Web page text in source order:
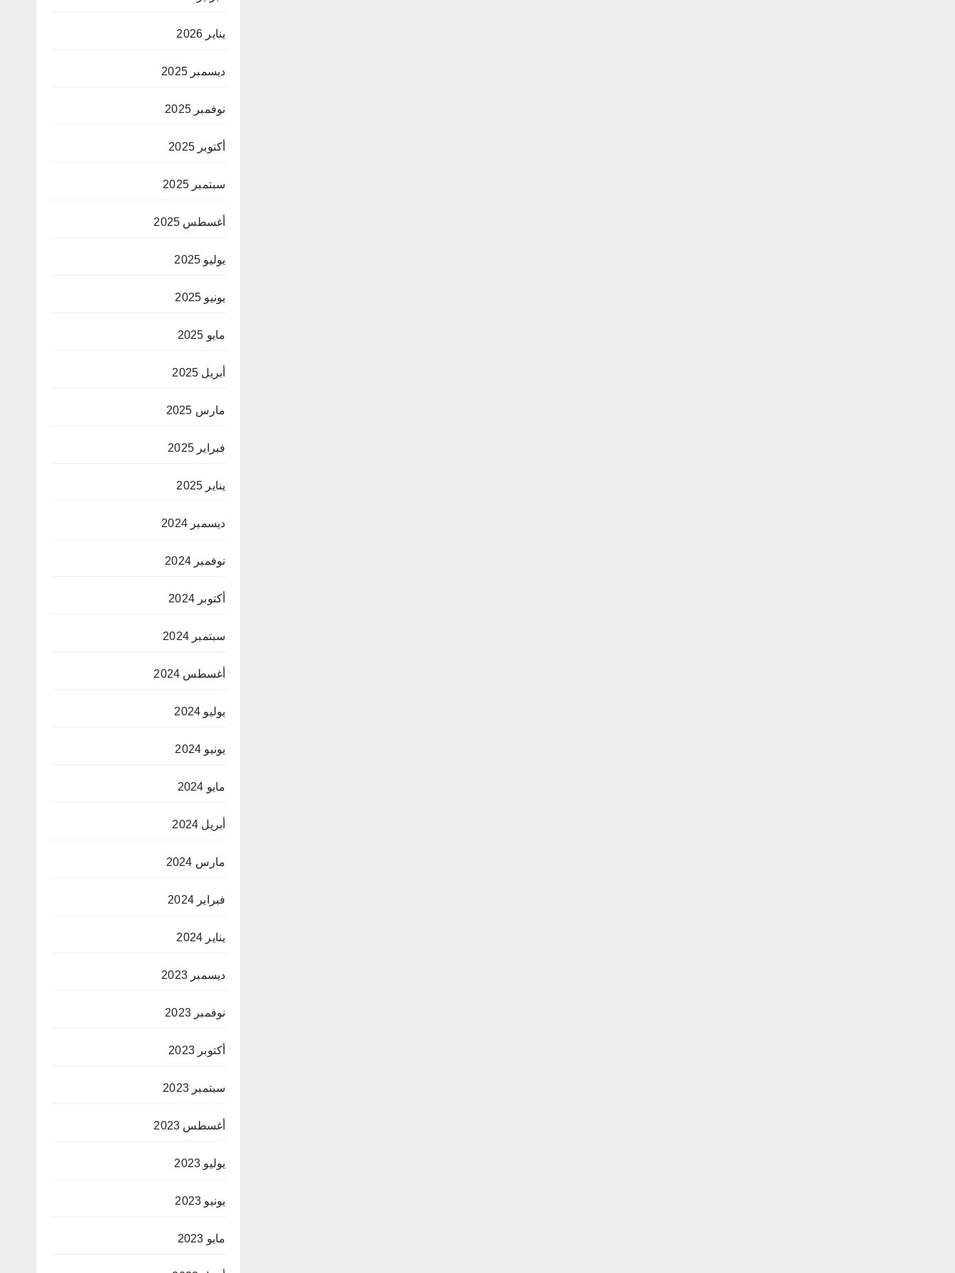
يناير 2026
ديسمبر 2025
نوفمبر 2025
أكتوبر 2025
سبتمبر 2025
أغسطس 2025
يوليو 2025
يونيو 2025
مايو 2025
أبريل 2025
مارس 2025
فبراير 2025
يناير 2025
ديسمبر 2024
نوفمبر 2024
أكتوبر 2024
سبتمبر 2024
أغسطس 2024
يوليو 2024
يونيو 2024
مايو 2024
أبريل 2024
مارس 2024
فبراير 2024
يناير 2024
ديسمبر 2023
نوفمبر 2023
أكتوبر 2023
سبتمبر 2023
أغسطس 2023
يوليو 2023
يونيو 2023
مايو 2023